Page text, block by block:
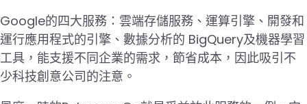
Google的四大服務：雲端存儲服務、運算引擎、開發和
運行應用程式的引擎、數據分析的 BigQuery及機器學習
工具，能支援不同企業的需求，節省成本，因此吸引不
少科技創意公司的注意。